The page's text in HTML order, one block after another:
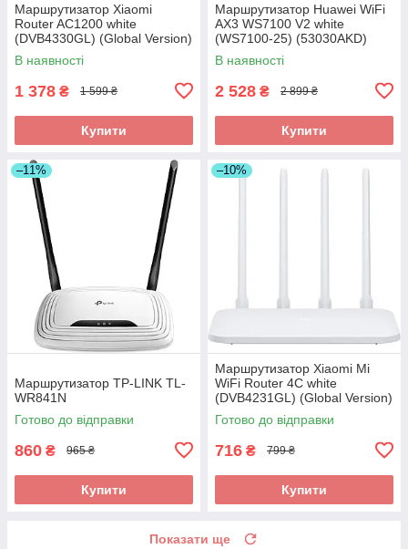
Маршрутизатор Xiaomi
Router AC1200 white
(DVB4330GL) (Global Version)
В наявності
1 378 ₴ 1 599 ₴
Купити
Маршрутизатор Huawei WiFi
AX3 WS7100 V2 white
(WS7100-25) (53030AKD)
В наявності
2 528 ₴ 2 899 ₴
Купити
–11%
Маршрутизатор TP-LINK TL-
WR841N
Готово до відправки
860 ₴ 965 ₴
Купити
–10%
Маршрутизатор Xiaomi Mi
WiFi Router 4C white
(DVB4231GL) (Global Version)
Готово до відправки
716 ₴ 799 ₴
Купити
Показати ще